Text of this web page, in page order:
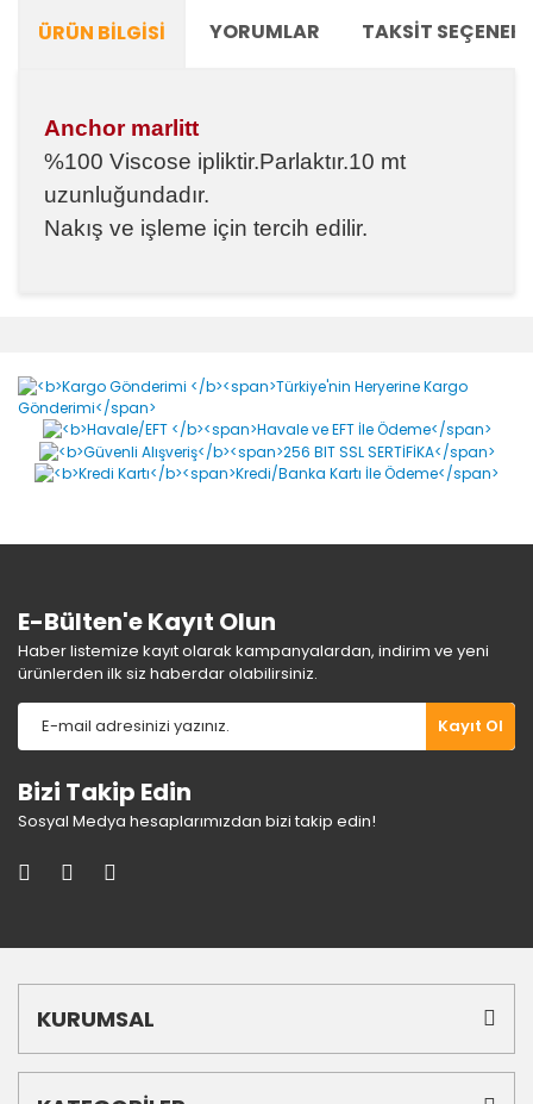
ÜRÜN BILGISI YORUMLAR TAKSIT
Anchor marlitt
%100 Viscose ipliktir.Parlaktır.10 mt
uzunluğundadır.
Nakış ve işleme için tercih edilir.
Yorum Yaz
Ürün resmi kalitesiz, bozuk veya görüntülenemiyor.
Ürün açıklamasında eksik bilgiler bulunuyor.
Ürün bilgilerinde hatalar bulunuyor.
E-Bülten'e Kayıt Olun
Haber listemize kayıt olarak kampanyalardan, indirim ve yeni
ürünlerden ilk siz haberdar olabilirsiniz.
Kayıt Ol
Bizi Takip Edin
Sosyal Medya hesaplarımızdan bizi takip edin!
KURUMSAL